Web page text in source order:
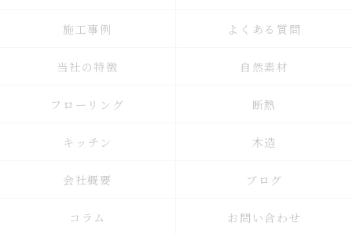
施工事例 よくある質問
当社の特徴 自然素材
フローリング 断熱
キッチン 木造
会社概要 ブログ
コラム お問い合わせ